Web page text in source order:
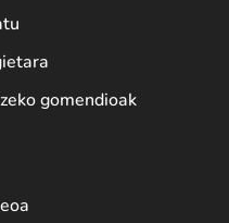
gomendioak